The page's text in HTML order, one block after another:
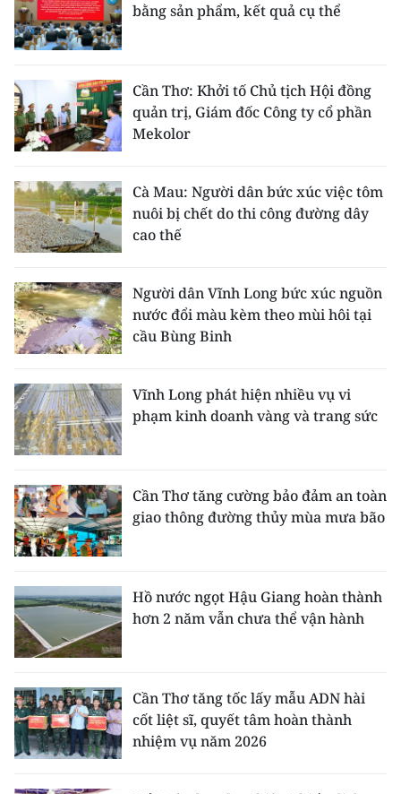
bằng sản phẩm, kết quả cụ thể
Cần Thơ: Khởi tố Chủ tịch Hội đồng
quản trị, Giám đốc Công ty cổ phần
Mekolor
Cà Mau: Người dân bức xúc việc tôm
nuôi bị chết do thi công đường dây
cao thế
Người dân Vĩnh Long bức xúc nguồn
nước đổi màu kèm theo mùi hôi tại
cầu Bùng Binh
Vĩnh Long phát hiện nhiều vụ vi
phạm kinh doanh vàng và trang sức
Cần Thơ tăng cường bảo đảm an toàn
giao thông đường thủy mùa mưa bão
Hồ nước ngọt Hậu Giang hoàn thành
hơn 2 năm vẫn chưa thể vận hành
Cần Thơ tăng tốc lấy mẫu ADN hài
cốt liệt sĩ, quyết tâm hoàn thành
nhiệm vụ năm 2026